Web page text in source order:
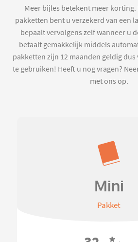
Meer bijles betekent meer korting.
pakketten bent u verzekerd van een
bepaalt vervolgens zelf wanneer u
betaalt gemakkelijk middels
pakketten zijn 12 maanden geldig
te gebruiken! Heeft u nog vragen?
met ons op.
Mini
Pakket